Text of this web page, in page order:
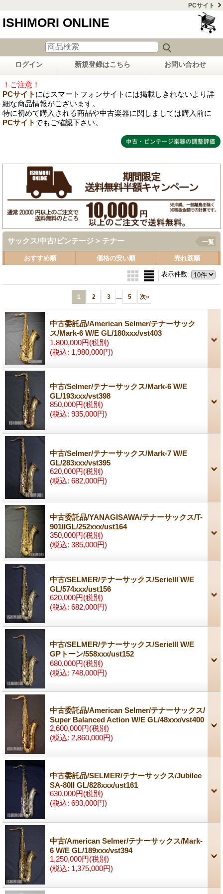
PCサイト
ISHIMORI ONLINE
ログイン 新規登録はこちら お問い合わせ
！ご注意！
PCサイト にはスマートフォンサイトには掲載しきれないより詳
細な商品情報がございます。
特に初めて購入される商品や中古楽器に関しましては購入前に
PCサイト でもご確認下さい。
サックス/中古/ビンテージ > テナー 一覧
おすすめ順 価格の安い順 売れ筋順
表示件数:
1 2 3 ... 5 次»
中古委託品/American Selmer/テナーサック
ス/Mark-6 W/E GL/180xxx/vst403
1,800,000円(税別)
(税込: 1,980,000円)
中古/Selmer/テナーサックス/Mark-6 W/E
GL/193xxx/vst398
850,000円(税別)
(税込: 935,000円)
中古/Selmer/テナーサックス/Mark-7 W/E
GL/283xxx/vst395
620,000円(税別)
(税込: 682,000円)
中古委託品/YANAGISAWA/テナーサックス/T-
901IIGL/252xxx/ust164
350,000円(税別)
(税込: 385,000円)
中古/SELMER/テナーサックス/SerieIII W/E
GL/574xxx/ust156
620,000円(税別)
(税込: 682,000円)
中古/SELMER/テナーサックス/SerieIII W/E
GPトーン/558xxx/ust152
680,000円(税別)
(税込: 748,000円)
中古委託品/American Selmer/テナーサックス/
Super Balanced Action W/E GL/48xxx/vst400
2,600,000円(税別)
(税込: 2,860,000円)
中古委託品/SELMER/テナーサックス/Jubilee
SA-80II GL/828xxx/ust161
630,000円(税別)
(税込: 693,000円)
中古/American Selmer/テナーサックス/Mark-
6 W/E GL/189xxx/vst394
1,250,000円(税別)
(税込: 1,375,000円)